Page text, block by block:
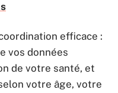
efficace :
vos données
de votre santé, et
votre âge, votre